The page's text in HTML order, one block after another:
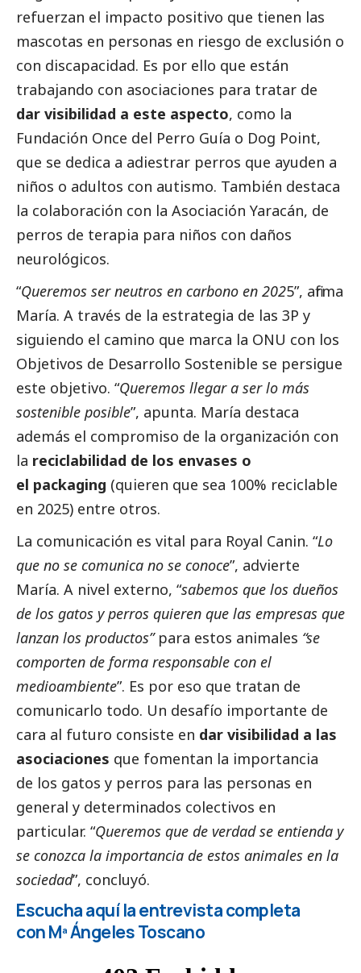
refuerzan el impacto positivo que tienen las
mascotas en personas en riesgo de exclusión o
con discapacidad. Es por ello que están
trabajando con asociaciones para tratar de
dar visibilidad a este aspecto, como la
Fundación Once del Perro Guía o Dog Point,
que se dedica a adiestrar perros que ayuden a
niños o adultos con autismo. También destaca
la colaboración con la Asociación Yaracán, de
perros de terapia para niños con daños
neurológicos.
“Queremos ser neutros en carbono en 2025”, afirma
María. A través de la estrategia de las 3P y
siguiendo el camino que marca la ONU con los
Objetivos de Desarrollo Sostenible se persigue
este objetivo. “Queremos llegar a ser lo más
sostenible posible”, apunta. María destaca
además el compromiso de la organización con
la reciclabilidad de los envases o
el packaging (quieren que sea 100% reciclable
en 2025) entre otros.
La comunicación es vital para Royal Canin. “Lo
que no se comunica no se conoce”, advierte
María. A nivel externo, “sabemos que los dueños
de los gatos y perros quieren que las empresas que
lanzan los productos”para estos animales “se
comporten de forma responsable con el
medioambiente”. Es por eso que tratan de
comunicarlo todo. Un desafío importante de
cara al futuro consiste en dar visibilidad a las
asociaciones que fomentan la importancia
de los gatos y perros para las personas en
general y determinados colectivos en
particular. “Queremos que de verdad se entienda y
se conozca la importancia de estos animales en la
sociedad”, concluyó.
Escucha aquí la entrevista completa
con Mª Ángeles Toscano